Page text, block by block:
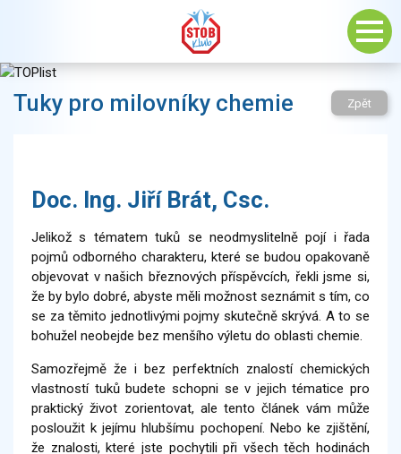
Tuky pro milovníky chemie Zpět
Doc. Ing. Jiří Brát, Csc.
Jelikož s tématem tuků se neodmyslitelně pojí i řada
pojmů odborného charakteru, které se budou opakovaně
objevovat v našich březnových příspěvcích, řekli jsme si,
že by bylo dobré, abyste měli možnost seznámit s tím, co
se za těmito jednotlivými pojmy skutečně skrývá. A to se
bohužel neobejde bez menšího výletu do oblasti chemie.
Samozřejmě že i bez perfektních znalostí chemických
vlastností tuků budete schopni se v jejich tématice pro
praktický život zorientovat, ale tento článek vám může
posloužit k jejímu hlubšímu pochopení. Nebo ke zjištění,
že znalosti, které jste pochytili při všech těch hodinách